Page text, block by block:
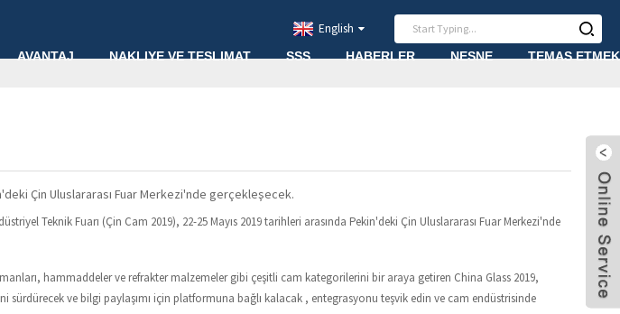
AVANTAJ NAKLIYE VE TESLIMAT SSS HABERLER NESNE TEMAS ETMEK
English
Çin Uluslararası Fuar Merkezi'nde gerçekleşecek.
Teknik Fuarı (Çin Cam 2019), 22-25 Mayıs 2019 tarihleri ​​arasında Pekin'deki Çin Uluslararası Fuar Merkezi'nde
hammaddeler ve refrakter malzemeler gibi çeşitli cam kategorilerini bir araya getiren China Glass 2019,
sürdürecek ve bilgi paylaşımı için platformuna bağlı kalacak , entegrasyonu teşvik edin ve cam endüstrisinde